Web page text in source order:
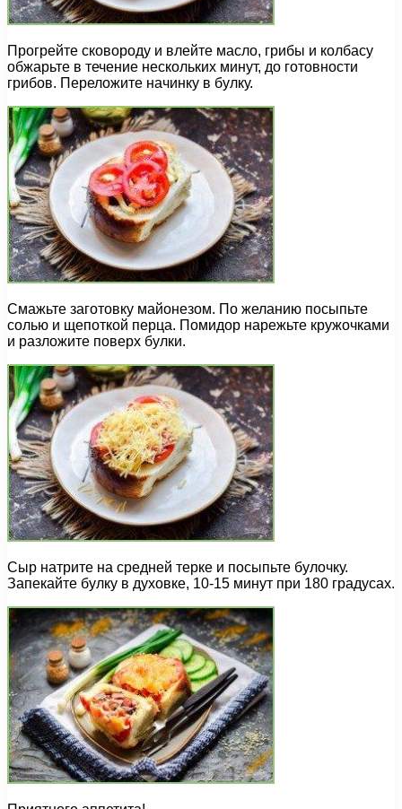
Прогрейте сковороду и влейте масло, грибы и колбасу
обжарьте в течение нескольких минут, до готовности
грибов. Переложите начинку в булку.
Смажьте заготовку майонезом. По желанию посыпьте
солью и щепоткой перца. Помидор нарежьте кружочками
и разложите поверх булки.
Сыр натрите на средней терке и посыпьте булочку.
Запекайте булку в духовке, 10-15 минут при 180 градусах.